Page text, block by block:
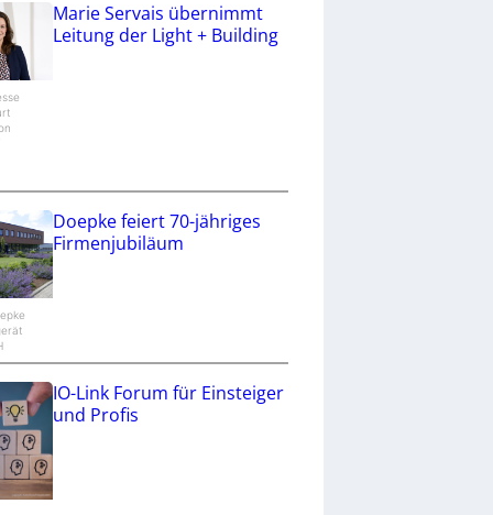
Marie Servais übernimmt
Leitung der Light + Building
Doepke feiert 70-jähriges
Firmenjubiläum
IO-Link Forum für Einsteiger
und Profis